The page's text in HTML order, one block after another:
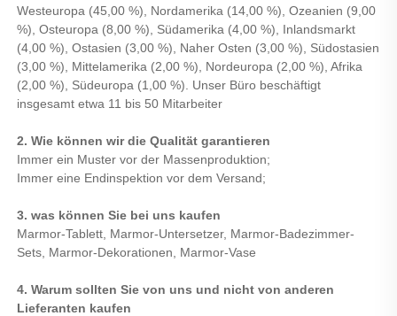
Westeuropa (45,00 %), Nordamerika (14,00 %), Ozeanien (9,00
%), Osteuropa (8,00 %), Südamerika (4,00 %), Inlandsmarkt
(4,00 %), Ostasien (3,00 %), Naher Osten (3,00 %), Südostasien
(3,00 %), Mittelamerika (2,00 %), Nordeuropa (2,00 %), Afrika
(2,00 %), Südeuropa (1,00 %). Unser Büro beschäftigt
insgesamt etwa 11 bis 50 Mitarbeiter
2. Wie können wir die Qualität garantieren
Immer ein Muster vor der Massenproduktion;
Immer eine Endinspektion vor dem Versand;
3. was können Sie bei uns kaufen
Marmor-Tablett, Marmor-Untersetzer, Marmor-Badezimmer-
Sets, Marmor-Dekorationen, Marmor-Vase
4. Warum sollten Sie von uns und nicht von anderen
Lieferanten kaufen